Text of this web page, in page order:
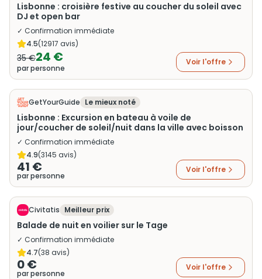
Lisbonne : croisière festive au coucher du soleil avec
DJ et open bar
✓ Confirmation immédiate
4.5(12917 avis)
35 €24 €
par personne
Voir l'offre
GetYourGuide Le mieux noté
Lisbonne : Excursion en bateau à voile de
jour/coucher de soleil/nuit dans la ville avec boisson
✓ Confirmation immédiate
4.9(3145 avis)
41 €
par personne
Voir l'offre
Civitatis Meilleur prix
Balade de nuit en voilier sur le Tage
✓ Confirmation immédiate
4.7(38 avis)
0 €
par personne
Voir l'offre